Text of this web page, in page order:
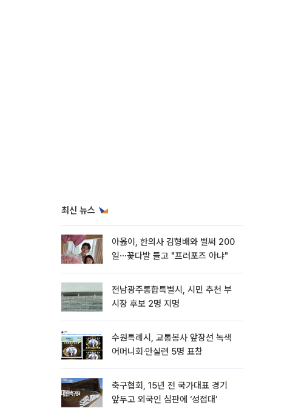
최신 뉴스
아옳이, 한의사 김형배와 벌써 200
일⋯꽃다발 들고 "프러포즈 아냐"
전남광주통합특별시, 시민 추천 부
시장 후보 2명 지명
수원특례시, 교통봉사 앞장선 녹색
어머니회·안실련 5명 표창
축구협회, 15년 전 국가대표 경기
앞두고 외국인 심판에 ‘성접대’